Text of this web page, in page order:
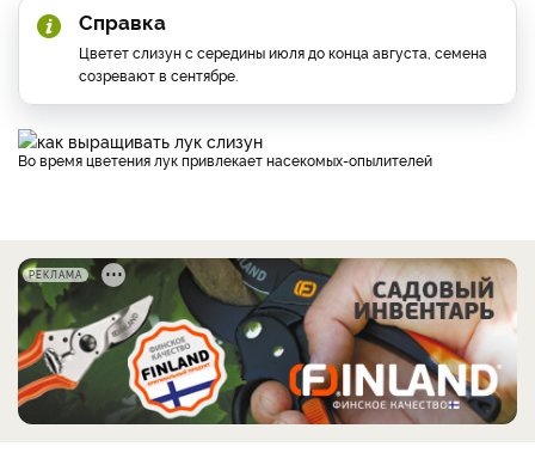
Справка
Цветет слизун с середины июля до конца августа, семена
созревают в сентябре.
Во время цветения лук привлекает насекомых-опылителей
РЕКЛАМА